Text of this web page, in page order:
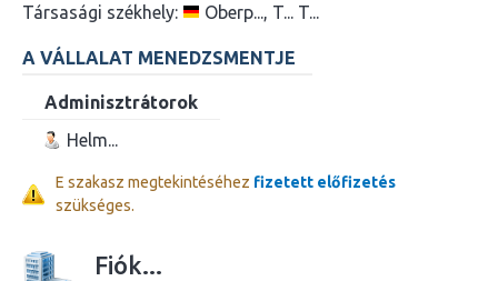
Társasági székhely:
Oberp..., T... T...
A VÁLLALAT MENEDZSMENTJE
Adminisztrátorok
Helm...
E szakasz megtekintéséhez fizetett előfizetés
szükséges.
Fiók...